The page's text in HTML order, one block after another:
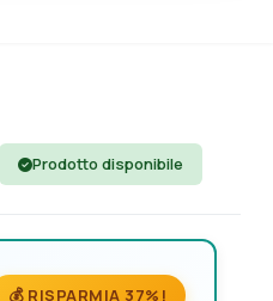
Prodotto disponibile
💰 RISPARMIA 37%!